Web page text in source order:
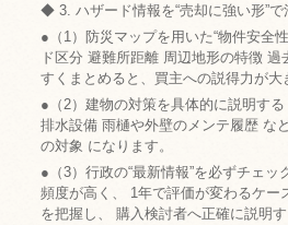
◆ 3. ハザード情報を“売却に強い形”で
●（1）防災マップを用いた“物件安全
ド区分 避難所距離 周辺地形の特徴
すくまとめると、買主への説得力が大
●（2）建物の対策を具体的に説明す
排水設備 雨樋や外壁のメンテ履歴 な
の対象 になります。
●（3）行政の“最新情報”を必ずチェッ
頻度が高く、 1年で評価が変わるケー
を把握し、 購入検討者へ正確に説明